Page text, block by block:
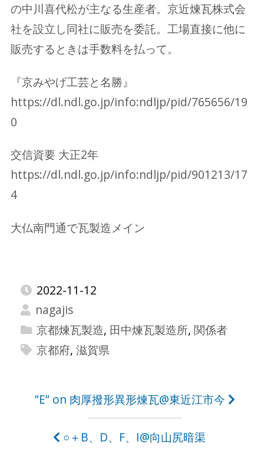
の中川喜代松が主なる生産者。京近煉瓦株式会
社を設立し同社に販売を委託。工場直接に他に
販売するときは手数料を払って。
『京みやげ工芸と名勝』
https://dl.ndl.go.jp/info:ndljp/pid/765656/19
0
交信資要 大正2年
https://dl.ndl.go.jp/info:ndljp/pid/901213/17
4
大仏南門通で瓦製造メイン
2022-11-12
nagajis
京都煉瓦製造, 田中煉瓦製造所, 関係者
京都府, 滋賀県
”E” on 肉厚撥形異形煉瓦@東近江市今
○＋B、D、F、I@向山尻暗渠